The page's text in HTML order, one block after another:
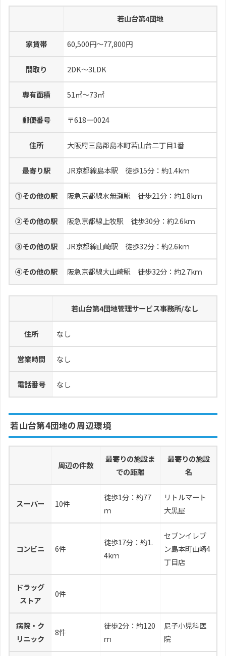
若山台第4団地
家賃帯 60,500円～77,800円
間取り 2DK～3LDK
専有面積 51㎡～73㎡
郵便番号 〒618ー0024
住所 大阪府三島郡島本町若山台二丁目1番
最寄り駅 JR京都線島本駅 徒歩15分：約1.4kｍ
⓵その他の駅 阪急京都線水無瀬駅 徒歩21分：約1.8kｍ
②その他の駅 阪急京都線上牧駅 徒歩30分：約2.6kｍ
⓷その他の駅 JR京都線山崎駅 徒歩32分：約2.6kｍ
④その他の駅 阪急京都線大山崎駅 徒歩32分：約2.7kｍ
若山台第4団地管理サービス事務所/なし
住所 なし
営業時間 なし
電話番号 なし
若山台第4団地の周辺環境
周辺の件数
最寄りの施設ま
での距離
最寄りの施設
名
スーパー 10件
徒歩1分：約77
ｍ
リトルマート
大黒屋
コンビニ 6件
徒歩17分：約1.
4kｍ
セブンイレブ
ン島本町山崎4
丁目店
ドラッグ
ストア
0件
病院・ク
リニック
8件
徒歩2分：約120
ｍ
尼子小児科医
院